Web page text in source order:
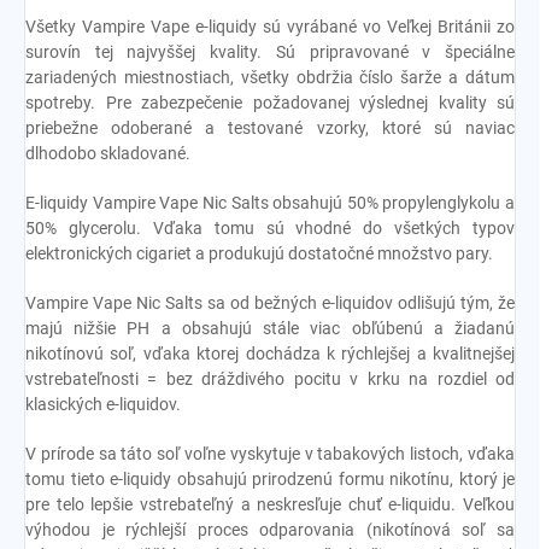
Všetky Vampire Vape e-liquidy sú vyrábané vo Veľkej Británii zo
surovín tej najvyššej kvality. Sú pripravované v špeciálne
zariadených miestnostiach, všetky obdržia číslo šarže a dátum
spotreby. Pre zabezpečenie požadovanej výslednej kvality sú
priebežne odoberané a testované vzorky, ktoré sú naviac
dlhodobo skladované.
E-liquidy Vampire Vape Nic Salts obsahujú 50% propylenglykolu a
50% glycerolu. Vďaka tomu sú vhodné do všetkých typov
elektronických cigariet a produkujú dostatočné množstvo pary.
Vampire Vape Nic Salts sa od bežných e-liquidov odlišujú tým, že
majú nižšie PH a obsahujú stále viac obľúbenú a žiadanú
nikotínovú soľ, vďaka ktorej dochádza k rýchlejšej a kvalitnejšej
vstrebateľnosti = bez dráždivého pocitu v krku na rozdiel od
klasických e-liquidov.
V prírode sa táto soľ voľne vyskytuje v tabakových listoch, vďaka
tomu tieto e-liquidy obsahujú prirodzenú formu nikotínu, ktorý je
pre telo lepšie vstrebateľný a neskresľuje chuť e-liquidu. Veľkou
výhodou je rýchlejší proces odparovania (nikotínová soľ sa